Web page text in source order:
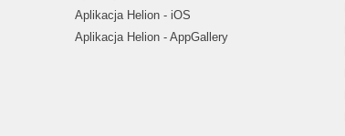
Aplikacja Helion - iOS
Aplikacja Helion - AppGallery